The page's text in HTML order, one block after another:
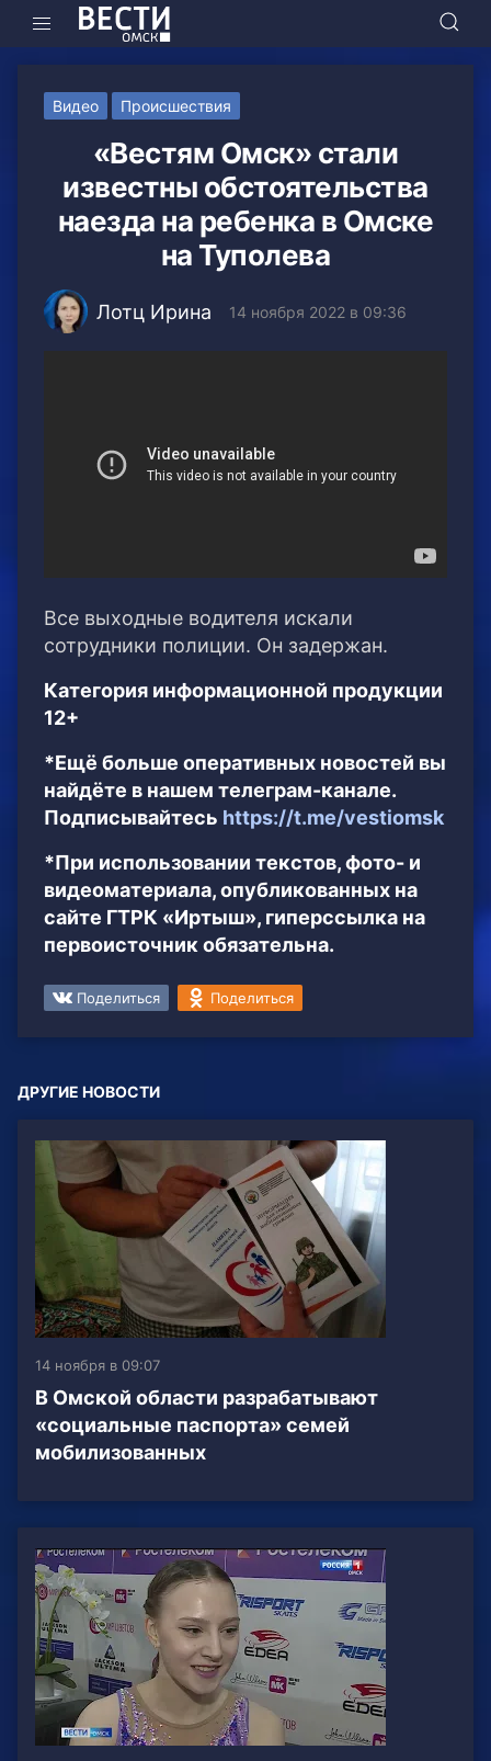
Видео Происшествия
«Вестям Омск» стали
известны обстоятельства
наезда на ребенка в Омске
на Туполева
Лотц Ирина 14 ноября 2022 в 09:36
Все выходные водителя искали
сотрудники полиции. Он задержан.
Категория информационной продукции
12+
*Ещё больше оперативных новостей вы
найдёте в нашем телеграм-канале.
Подписывайтесь https://t.me/vestiomsk
*При использовании текстов, фото- и
видеоматериала, опубликованных на
сайте ГТРК «Иртыш», гиперссылка на
первоисточник обязательна.
Поделиться Поделиться
ДРУГИЕ НОВОСТИ
14 ноября в 09:07
В Омской области разрабатывают
«социальные паспорта» семей
мобилизованных